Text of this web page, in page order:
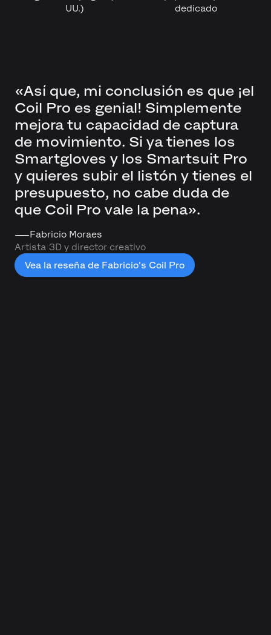
UU.)
dedicado
«Así que, mi conclusión es que ¡el
Coil Pro es genial! Simplemente
mejora tu capacidad de captura
de movimiento. Si ya tienes los
Smartgloves y los Smartsuit Pro
y quieres subir el listón y tienes el
presupuesto, no cabe duda de
que Coil Pro vale la pena».
——Fabricio Moraes
Artista 3D y director creativo
Vea la reseña de Fabricio's Coil Pro